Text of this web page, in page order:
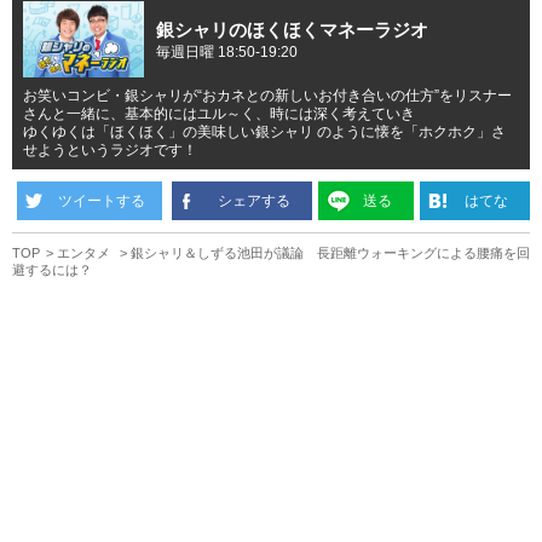
銀シャリのほくほくマネーラジオ
毎週日曜 18:50-19:20
お笑いコンビ・銀シャリが“おカネとの新しいお付き合いの仕方”をリスナー
さんと一緒に、基本的にはユル～く、時には深く考えていき
ゆくゆくは「ほくほく」の美味しい銀シャリ のように懐を「ホクホク」さ
せようというラジオです！
ツイートする シェアする 送る はてな
TOP エンタメ
銀シャリ＆しずる池田が議論 長距離ウォーキングによる腰痛を回
避するには？